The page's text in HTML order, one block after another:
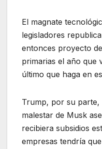
El magnate
legisladores
entonces proyecto
primarias el año que
último que haga en
Trump, por su parte,
malestar de Musk
recibiera subsidios
empresas tendría